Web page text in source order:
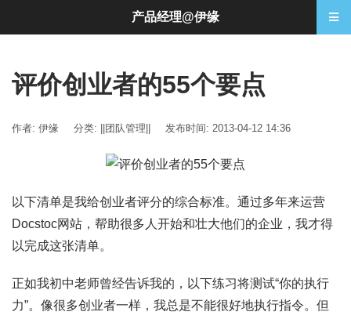
评价创业者的55个要点
作者: 伊缘 分类: ||团队管理|| 发布时间: 2013-04-12 14:36
以下清单是我给创业者评分的综合标准。通过多年来运营
Docstoc网站，帮助很多人开始和壮大他们的企业，我才得
以完成这张清单。
正如我初中老师曾经告诉我的，以下练习将测试“你的执行
力”。像很多创业者一样，我总是不能很好地执行指令。但
产品经理@伊缘